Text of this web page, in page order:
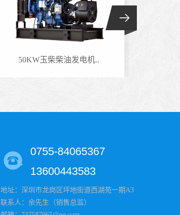
50KW玉柴柴油发电机..
0755-84065367
13600443583
地址：深圳市龙岗区坪地街道西湖苑一期A3
联系人：余先生（销售总监）